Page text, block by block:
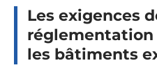
Les exigences
les bâtiments